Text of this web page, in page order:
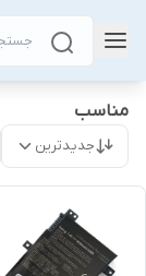
مناسب
جدیدترین